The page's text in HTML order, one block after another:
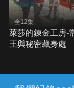
全12集
萊莎的鍊金工房-
王與秘密藏身處